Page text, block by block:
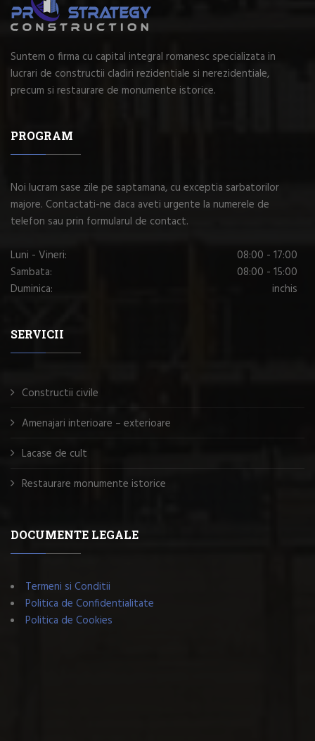
Suntem o firma cu capital integral romanesc specializata in
lucrari de constructii cladiri rezidentiale si nerezidentiale,
precum si restaurare de monumente istorice.
PROGRAM
Noi lucram sase zile pe saptamana, cu exceptia sarbatorilor
majore. Contactati-ne daca aveti urgente la numerele de
telefon sau prin formularul de contact.
Luni - Vineri:
08:00 - 17:00
Sambata:
08:00 - 15:00
Duminica:
inchis
SERVICII
Constructii civile
Amenajari interioare – exterioare
Lacase de cult
Restaurare monumente istorice
DOCUMENTE LEGALE
Termeni si Conditii
Politica de Confidentialitate
Politica de Cookies